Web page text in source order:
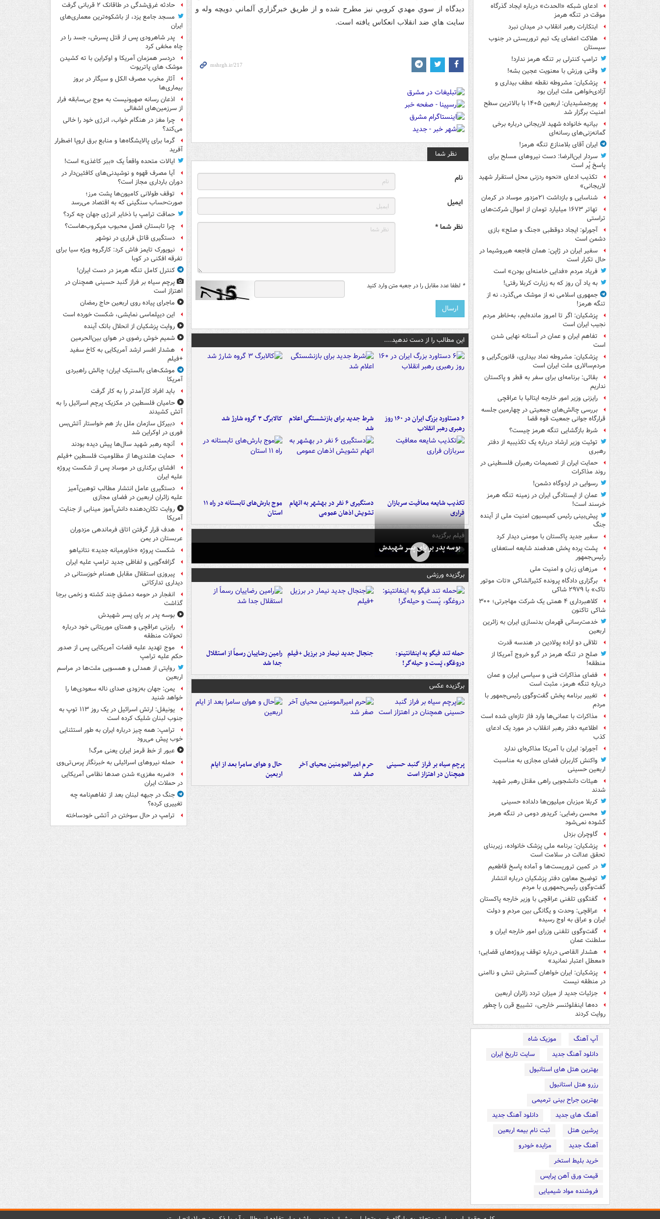
ادعای شبکه «الحدث» درباره ایجاد گذرگاه
موقت در تنگه هرمز
ابتکارات رهبر انقلاب در میدان نبرد
هلاکت اعضای یک تیم تروریستی در جنوب
سیستان
ترامپ کنترلی بر تنگه هرمز ندارد!
وقتی ورزش با معنویت عجین بشه!
پزشکیان: مشروطه نقطه عطف بیداری و
آزادی‌خواهی ملت ایران بود
پورجمشیدیان: اربعین ۱۴۰۵ با بالاترین سطح
امنیت برگزار شد
بیانیه خانواده شهید لاریجانی درباره برخی
گمانه‌زنی‌های رسانه‌ای
ایران آقای بلامنازع تنگه هرمز!
سردار ابن‌الرضا: دست نیروهای مسلح برای
پاسخ پُر است
تکذیب ادعای «نحوه ردزنی محل استقرار شهید
لاریجانی»
شناسایی و بازداشت ۲۱مزدور موساد در کرمان
تهاتر ۱۶۷۳ میلیارد تومان از اموال شرکت‌های
تراستی
آجورلو: ایجاد دوقطبی «جنگ و صلح‌» بازی
دشمن است
سفیر ایران در ژاپن: همان فاجعه هیروشیما در
حال تکرار است
فریاد مردم «فدایی خامنه‌ای بودن» است
به یاد آن روز که به زیارت کربلا رفتی!
جمهوری اسلامی نه از موشک می‌گذرد، نه از
تنگه هرمز!
پزشکیان: اگر تا امروز مانده‌ایم، به‌خاطر مردم
نجیب ایران است
تفاهم ایران و عمان در آستانه نهایی شدن
است
پزشکیان: مشروطه نماد بیداری، قانون‌گرایی و
مردم‌سالاری ملت ایران است
بقائی: برنامه‌ای برای سفر به قطر و پاکستان
نداریم
رایزنی وزیر امور خارجه ایتالیا با عراقچی
بررسی چالش‌های جمعیتی در چهارمین جلسه
قرارگاه جوانی جمعیت قوه قضا
شرط بازگشایی تنگه هرمز چیست؟
توئیت وزیر ارشاد درباره یک تکذیبیه از دفتر
رهبری
حمایت ایران از تصمیمات رهبران فلسطینی در
روند مذاکرات
رسوایی در اردوگاه دشمن!
عمان از ایستادگی ایران در زمینه تنگه هرمز
خرسند است!
پیش‌بینی رئیس کمیسیون امنیت ملی از آینده
جنگ
سفیر جدید پاکستان با مومنی دیدار کرد
پشت پرده پخش هدفمند شایعه استعفای
رئیس‌جمهور
مرزهای زبان و امنیت ملی
برگزاری دادگاه پرونده کثیرالشاکی «تات موتور
تاک» با ۲۹۷۹ شاکی
کلاهبرداری ۴ همتی یک شرکت مهاجرتی؛ ۳۰۰
شاکی تاکنون
خدمت‌رسانی قهرمان بدنسازی ایران به زائرین
اربعین
تلاقی دو اراده پولادین در هندسه قدرت
صلح در تنگه هرمز در گرو خروج آمریکا از
منطقه!
فضای مذاکرات فنی و سیاسی ایران و عمان
درباره تنگه هرمز، مثبت است
تغییر برنامه پخش گفت‌وگوی رئیس‌جمهور با
مردم
مذاکرات با عمانی‌ها وارد فاز تازه‌ای شده است
اطلاعیه دفتر رهبر انقلاب در مورد یک ادعای
کذب
آجورلو: ایران با آمریکا مذاکره‌ای ندارد
واکنش کاربران فضای مجازی به مناسبت
اربعین حسینی
هیئات دانشجویی راهی مقتل رهبر شهید
شدند
کربلا میزبان میلیون‌ها دلداده حسینی
محسن رضایی: کریدور دومی در تنگه هرمز
گشوده نمی‌شود
گاوچران بزدل
پزشکیان: برنامه ملی پزشک خانواده، زیربنای
تحقق عدالت در سلامت است
در کمین تروریست‌ها و آماده پاسخ قاطعیم
توضیح معاون دفتر پزشکیان درباره انتشار
گفت‌وگوی رئیس‌جمهوری با مردم
گفتگوی تلفنی عراقچی با وزیر خارجه پاکستان
عراقچی: وحدت و یگانگی بین مردم و دولت
ایران و عراق به اوج رسیده
گفت‌وگوی تلفنی وزرای امور خارجه ایران و
سلطنت عمان
هشدار القاصی درباره توقف پروژه‌های قضایی؛
«معطل اعتبار نمانید»
پزشکیان: ایران خواهان گسترش تنش و ناامنی
در منطقه نیست
جزئیات جدید از میزان تردد زائران اربعین
ده‌ها اینفلوئنسر خارجی، تشییع قرن را چطور
روایت کردند
آپ آهنگ
موزیک شاه
دانلود آهنگ جدید
سایت تاریخ ایران
بهترین هتل های استانبول
رزرو هتل استانبول
بهترین جراح بینی ترمیمی
آهنگ های جدید
دانلود آهنگ جدید
پرشین هتل
ثبت نام بیمه اربعین
آهنگ جدید
مزایده خودرو
خرید بلیط استخر
قیمت ورق آهن پرایس
فروشنده مواد شیمیایی
ديدگاه از سوي مهدي کروبي نيز مطرح شده و از طريق خبرگزاري آلماني دويچه وله و
سايت هاي ضد انقلاب انعکاس يافته است.
نظر شما
نام
ایمیل
نظر شما *
* لطفا عدد مقابل را در جعبه متن وارد کنید
این مطالب را از دست ندهید....
۶ دستاورد بزرگ ایران در ۱۶۰ روز
رهبری رهبر انقلاب
شرط جدید برای بازنشستگی اعلام
شد
کالابرگ ۳ گروه شارژ شد
تکذیب شایعه معافیت سربازان
فراری
دستگیری ۶ نفر در بهشهر به اتهام
تشویش اذهان عمومی
موج بارش‌های تابستانه در راه ۱۱
استان
فیلم برگزیده
بوسه‌ پدر بر پای پسر شهیدش
برگزیده ورزشی
حمله تند فیگو به اینفانتینو:
دروغگو، پَست‌ و حیله‌گر!
جنجال جدید نیمار در برزیل +فیلم رامین رضاییان رسماً از استقلال
جدا شد
برگزیده عکس
پرچم سیاه بر فراز گنبد حسینی
همچنان در اهتزاز است
حرم امیرالمومنین محیای آخر
صفر شد
حال و هوای سامرا بعد از ایام
اربعین
حادثه غرق‌شدگی در طاقانک ۲ قربانی گرفت
مسجد جامع یزد، از باشکوه‌ترین معماری‌های
ایران
پدر شاهرودی پس از قتل پسرش، جسد را در
چاه مخفی کرد
دردسر همزمان آمریکا و اوکراین با ته کشیدن
موشک های پاتریوت
آثار مخرب مصرف الکل و سیگار در بروز
بیماری‌ها
اذعان رسانه صهیونیست به موج بی‌سابقه فرار
از سرزمین‌های اشغالی
چرا مغز در هنگام خواب، انرژی خود را خالی
می‌کند؟
گرما برای پالایشگاه‌ها و منابع برق اروپا اضطرار
آفرید
ایالات متحده واقعاً یک «ببر کاغذی» است!
آیا مصرف قهوه و نوشیدنی‌های کافئین‌دار در
دوران بارداری مجاز است؟
توقف طولانی کامیون‌ها پشت مرز؛
صورت‌حساب سنگینی که به اقتصاد می‌رسد
حماقت ترامپ با ذخایر انرژی جهان چه کرد؟
چرا تابستان فصل محبوب میکروب‌هاست؟
دستگیری قاتل فراری در نوشهر
نیویورک تایمز فاش کرد: کارگروه ویژه سیا برای
تفرقه افکنی در کوبا
کنترل کامل تنگه هرمز در دست ایران!
پرچم سیاه بر فراز گنبد حسینی همچنان در
اهتزاز است
ماجرای پیاده روی اربعین حاج رمضان
این دیپلماسی نمایشی، شکست خورده است
روایت پزشکیان از انحلال بانک آینده
شمیم خوش رضوی در هوای بین‌الحرمین
هشدار افسر ارشد آمریکایی به کاخ سفید
+فیلم
موشک‌های بالستیک ایران؛ چالش راهبردی
آمریکا
باید افراد کارآمدتر را به کار گرفت
حامیان فلسطین در مکزیک پرچم اسرائیل را به
آتش کشیدند
دبیرکل سازمان ملل باز هم خواستار آتش‌بس
فوری در اوکراین شد
آنچه رهبر شهید سال‌ها پیش دیده بودند
حمایت هلندی‌ها از مظلومیت فلسطین +فیلم
افشای برکناری در موساد پس از شکست پروژه
علیه ایران
دستگیری عامل انتشار مطالب توهین‌آمیز
علیه زائران اربعین در فضای مجازی
روایت تکان‌دهنده دانش‌آموز مینابی از جنایت
آمریکا
هدف قرار گرفتن اتاق‌ فرماندهی مزدوران
عربستان در یمن
شکست پروژه «خاورمیانه جدید» نتانیاهو
گزافه‌گویی و لفاظی جدید ترامپ علیه ایران
پیروزی استقلال مقابل همنام خوزستانی در
دیداری تدارکاتی
انفجار در حومه دمشق چند کشته و زخمی برجا
گذاشت
بوسه‌ پدر بر پای پسر شهیدش
رایزنی عراقچی و همتای موریتانی خود درباره
تحولات منطقه
موج تهدید علیه قضات آمریکایی پس از صدور
حکم علیه ترامپ
روایتی از همدلی و همسویی ملت‌ها در مراسم
اربعین
یمن: جهان به‌زودی صدای ناله سعودی‌ها را
خواهد شنید
یونیفل: ارتش اسرائیل در یک روز ۱۱۳ توپ به
جنوب لبنان شلیک کرده است
ترامپ: همه چیز درباره ایران به طور استثنایی
خوب پیش می‌رود
عبور از خط قرمز ایران یعنی مرگ!
حمله نیروهای اسرائیلی به خبرنگار پرس‌تی‌وی
«ضربه مغزی» شدن صدها نظامی آمریکایی
در حملات ایران
جنگ در جبهه لبنان بعد از تفاهم‌نامه چه
تغییری کرده؟
ترامپ در حال سوختن در آتشی خودساخته